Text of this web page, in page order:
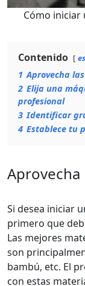
Cómo iniciar
Contenido
1 Aprovecha
2 Elija una
profesional
3 Identificar
4 Establece tu
Si desea iniciar
primero que
Las mejores
son
bambú, etc. El
con estas